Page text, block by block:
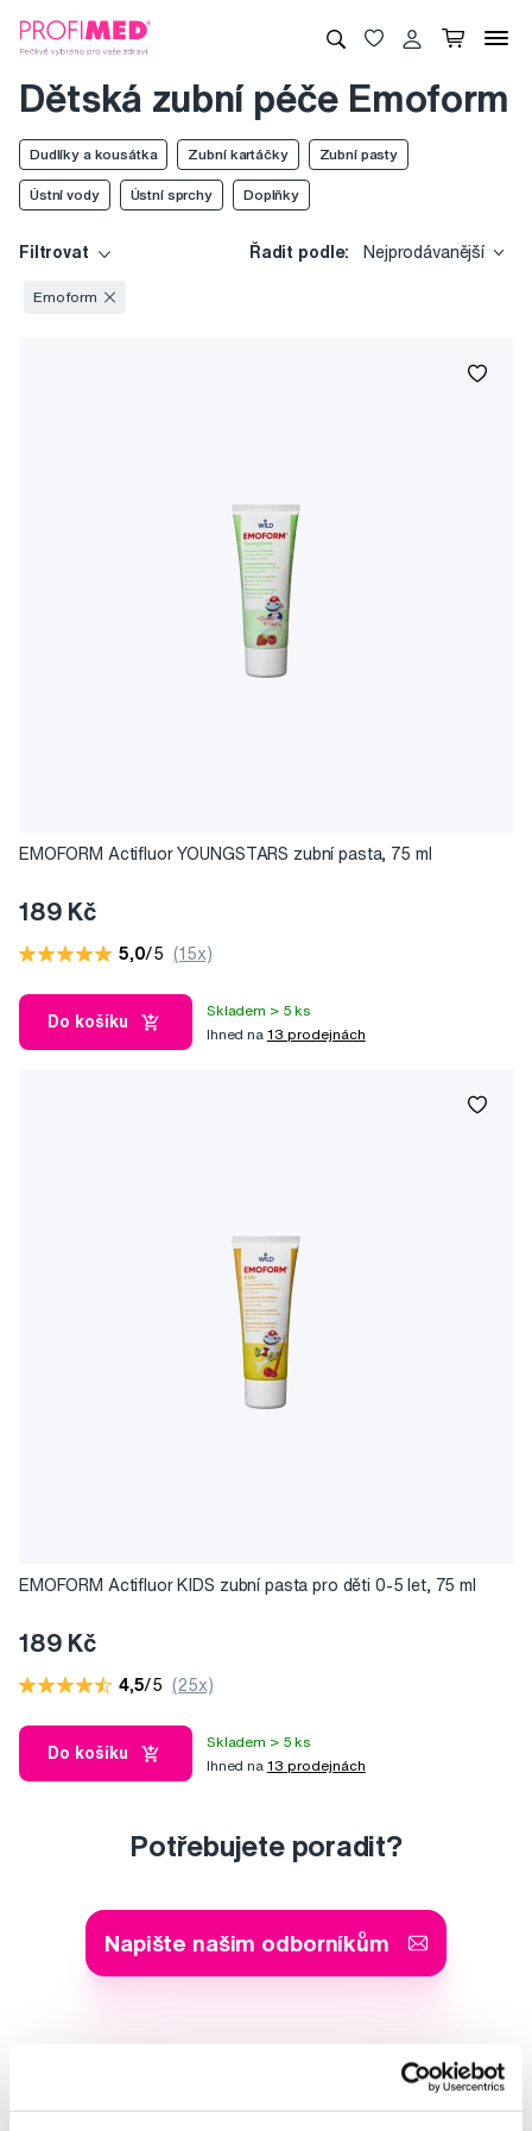
Dětská zubní péče Emoform
Dudlíky a kousátka Zubní kartáčky Zubní pasty
Ústní vody Ústní sprchy Doplňky
Filtrovat Řadit podle: Nejprodávanější
Emoform
EMOFORM Actifluor YOUNGSTARS zubní pasta, 75 ml
189 Kč
5,0/5 (15x)
Do košíku
Skladem > 5 ks
Ihned na 13 prodejnách
EMOFORM Actifluor KIDS zubní pasta pro děti 0-5 let, 75 ml
189 Kč
4,5/5 (25x)
Do košíku
Skladem > 5 ks
Ihned na 13 prodejnách
Potřebujete poradit?
Napište našim odborníkům